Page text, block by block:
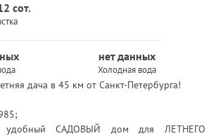
сот.
нет данных
Холодная вода
дача в 45 км от Санкт-Петербурга!
удобный САДОВЫЙ дом для ЛЕТНЕГО